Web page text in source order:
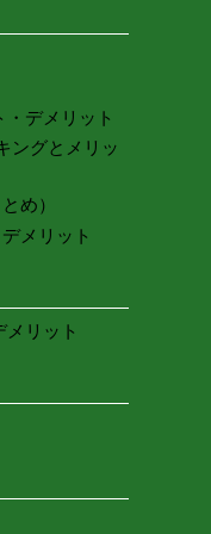
デメリット
ングとメリッ
め）
メリット
リット